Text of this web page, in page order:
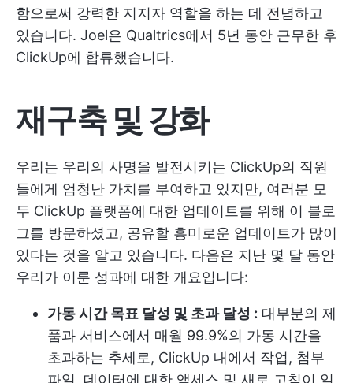
함으로써 강력한 지지자 역할을 하는 데 전념하고
있습니다. Joel은 Qualtrics에서 5년 동안 근무한 후
ClickUp에 합류했습니다.
재구축 및 강화
우리는 우리의 사명을 발전시키는 ClickUp의 직원
들에게 엄청난 가치를 부여하고 있지만, 여러분 모
두 ClickUp 플랫폼에 대한 업데이트를 위해 이 블로
그를 방문하셨고, 공유할 흥미로운 업데이트가 많이
있다는 것을 알고 있습니다. 다음은 지난 몇 달 동안
우리가 이룬 성과에 대한 개요입니다:
가동 시간 목표 달성 및 초과 달성 : 대부분의 제
품과 서비스에서 매월 99.9%의 가동 시간을
초과하는 추세로, ClickUp 내에서 작업, 첨부
파일, 데이터에 대한 액세스 및 새로 고침이 일